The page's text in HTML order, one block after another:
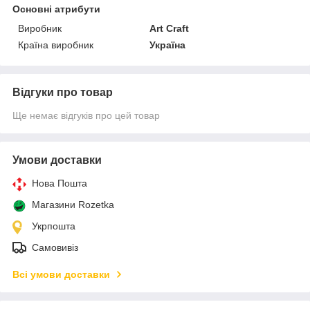
Основні атрибути
Виробник
Art Craft
Країна виробник
Україна
Відгуки про товар
Ще немає відгуків про цей товар
Умови доставки
Нова Пошта
Магазини Rozetka
Укрпошта
Самовивіз
Всі умови доставки